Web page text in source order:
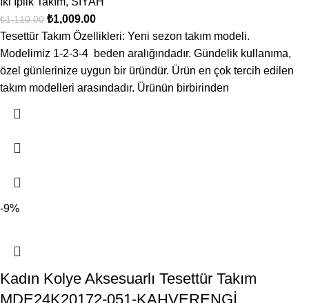
₺1,110.00 ₺1,009.00
Tesettür Takım Özellikleri: Yeni sezon takım modeli.
Modelimiz 1-2-3-4 beden aralığındadır. Gündelik kullanıma,
özel günlerinize uygun bir üründür. Ürün en çok tercih edilen
takım modelleri arasındadır. Ürünün birbirinden
-9%
Kadın Kolye Aksesuarlı Tesettür Takım
MDE24K20172-051-KAHVERENGİ